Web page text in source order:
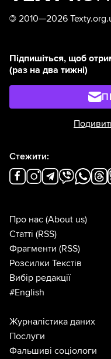
© 2010—2026
Підпишіться, щоб
(раз на два тижні)
Стежити:
Про нас (About us)
Статті (RSS)
Фрагменти (RSS)
Розсилки Текстів
Вибір редакції
#English
Журналістика даних
Послуги
Фальшиві соціологи